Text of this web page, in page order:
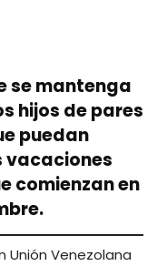
se mantenga
hijos de pares
puedan
vacaciones
comienzan en
Unión Venezolana